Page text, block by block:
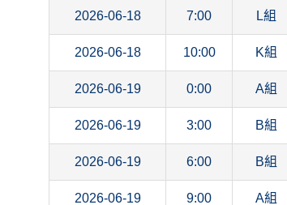
2026-06-18 7:00 L組
2026-06-18 10:00 K組
2026-06-19 0:00 A組
2026-06-19 3:00 B組
2026-06-19 6:00 B組
2026-06-19 9:00 A組